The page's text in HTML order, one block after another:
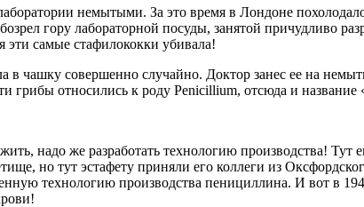
немытыми. За это время в Лондоне
гору лабораторной посуды, занятой причудливо
эти самые стафилококки убивала!
в чашку совершенно случайно. Доктор занес ее на
грибы относились к роду Penicillium, отсюда и
надо же разработать технологию производства!
но тут эстафету приняли его коллеги из
технологию производства пенициллина. И вот в